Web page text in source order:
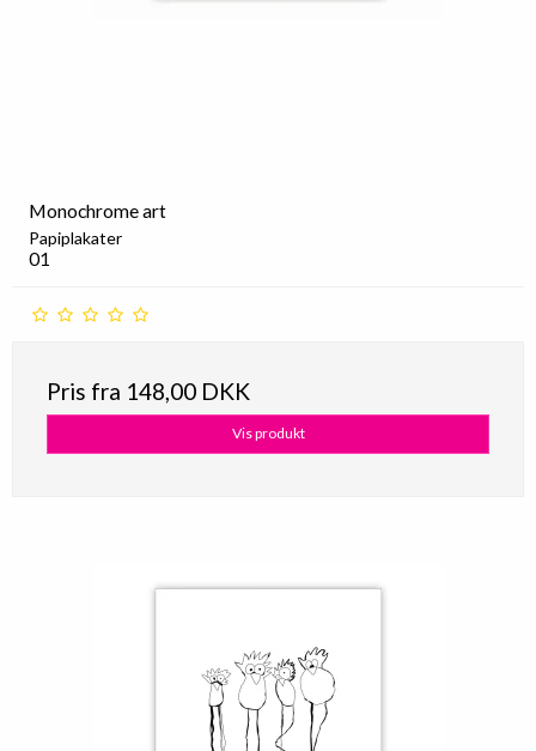
Monochrome art
Papiplakater
01
Pris fra 148,00 DKK
Vis produkt